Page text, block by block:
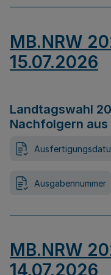
MB.NRW
15.07.2026
Landtagswahl
Nachfolgern
Ausgabennummer
MB.NRW
14.07.2026